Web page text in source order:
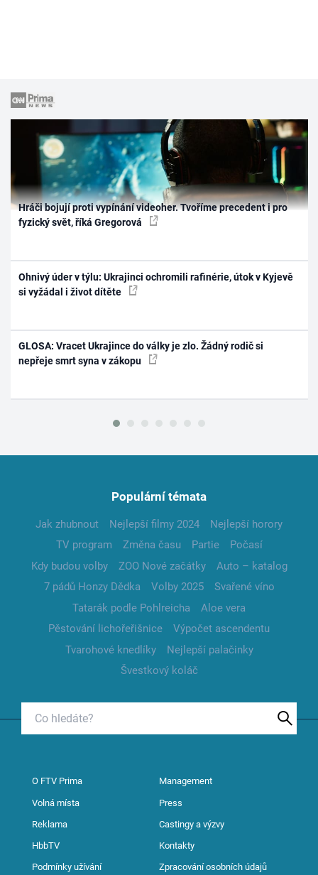
Hráči bojují proti vypínání videoher. Tvoříme precedent i pro
fyzický svět, říká Gregorová
Ohnivý úder v týlu: Ukrajinci ochromili rafinérie, útok v Kyjevě
si vyžádal i život dítěte
GLOSA: Vracet Ukrajince do války je zlo. Žádný rodič si
nepřeje smrt syna v zákopu
Populární témata
Jak zhubnout Nejlepší filmy 2024
Nejlepší horory
TV program
Změna času Partie
Počasí
Kdy budou volby
ZOO Nové začátky
Auto – katalog
7 pádů Honzy Dědka
Volby 2025
Svařené víno
Tatarák podle Pohlreicha
Aloe vera
Pěstování lichořeřišnice
Výpočet ascendentu
Tvarohové knedlíky
Nejlepší palačinky
Švestkový koláč
O FTV Prima Management
Volná místa Press
Reklama Castingy a výzvy
HbbTV Kontakty
Podmínky užívání Zpracování osobních údajů